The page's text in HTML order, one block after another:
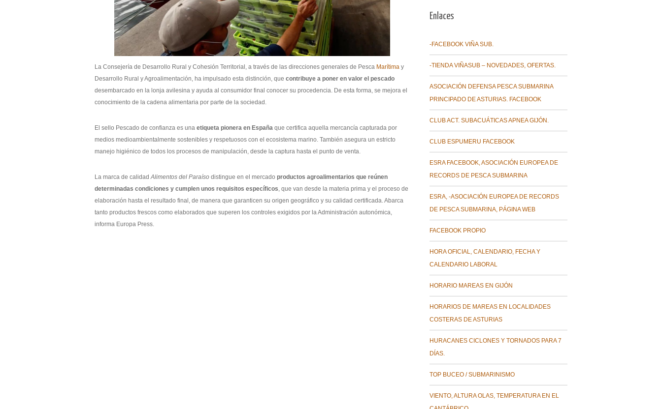
La Consejería de Desarrollo Rural y Cohesión Territorial, a través de las direcciones generales de Pesca Marítima y
Desarrollo Rural y Agroalimentación, ha impulsado esta distinción, que contribuye a poner en valor el pescado
desembarcado en la lonja avilesina y ayuda al consumidor final conocer su procedencia. De esta forma, se mejora el
conocimiento de la cadena alimentaria por parte de la sociedad.
El sello Pescado de confianza es una etiqueta pionera en España que certifica aquella mercancía capturada por
medios medioambientalmente sostenibles y respetuosos con el ecosistema marino. También asegura un estricto
manejo higiénico de todos los procesos de manipulación, desde la captura hasta el punto de venta.
La marca de calidad Alimentos del Paraíso distingue en el mercado productos agroalimentarios que reúnen
determinadas condiciones y cumplen unos requisitos específicos, que van desde la materia prima y el proceso de
elaboración hasta el resultado final, de manera que garanticen su origen geográfico y su calidad certificada. Abarca
tanto productos frescos como elaborados que superen los controles exigidos por la Administración autonómica,
informa Europa Press.
Enlaces
-FACEBOOK VIÑA SUB.
-TIENDA VIÑASUB – NOVEDADES, OFERTAS.
ASOCIACIÓN DEFENSA PESCA SUBMARINA
PRINCIPADO DE ASTURIAS. FACEBOOK
CLUB ACT. SUBACUÁTICAS APNEA GIJÓN.
CLUB ESPUMERU FACEBOOK
ESRA FACEBOOK, ASOCIACIÓN EUROPEA DE
RECORDS DE PESCA SUBMARINA
ESRA, -ASOCIACIÓN EUROPEA DE RECORDS
DE PESCA SUBMARINA, PÁGINA WEB
FACEBOOK PROPIO
HORA OFICIAL, CALENDARIO, FECHA Y
CALENDARIO LABORAL
HORARIO MAREAS EN GIJÓN
HORARIOS DE MAREAS EN LOCALIDADES
COSTERAS DE ASTURIAS
HURACANES CICLONES Y TORNADOS PARA 7
DÍAS.
TOP BUCEO / SUBMARINISMO
VIENTO, ALTURA OLAS, TEMPERATURA EN EL